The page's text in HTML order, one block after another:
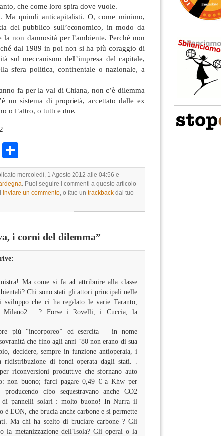
che come loro spira dove vuole.
Ma quindi anticapitalisti. O, come minimo,
del pubblico sull’economico, in modo da
la non dannosità per l’ambiente. Perché non
dal 1989 in poi non si ha più coraggio di
sul meccanismo dell’impresa del capitale,
sfera politica, continentale o nazionale, a
fa per la val di Chiana, non c’è dilemma
un sistema di proprietà, accettato dalle ex
o l’altro, o tutti e due.
WhatsApp
mercoledì, 1 Agosto 2012 alle 04:56 e
. Puoi seguire i commenti a questo articolo
inviare un commento, o fare un trackback dal tuo
i corni del dilemma”
Ma come si fa ad attribuire alla classe
Chi sono stati gli attori principali nelle
che ci ha regalato le varie Taranto,
Milano2 …? Forse i Rovelli, i Cuccia, la
più “incorporeo” ed esercita – in nome
che fino agli anni ’80 non erano di sua
decidere, sempre in funzione antioperaia, i
ridistribuzione di fondi operata dagli stati. .
riconversioni produttive che sfornano auto
non buono; farci pagare 0,49 € a Khw per
cibo sequestravano anche CO2
di pannelli solari : molto buono! In Nurra il
è EON, che brucia anche carbone e si permette
Ma chi ha scelto di bruciare carbone ? Gli
la metanizzazione dell’Isola? Gli operai o la